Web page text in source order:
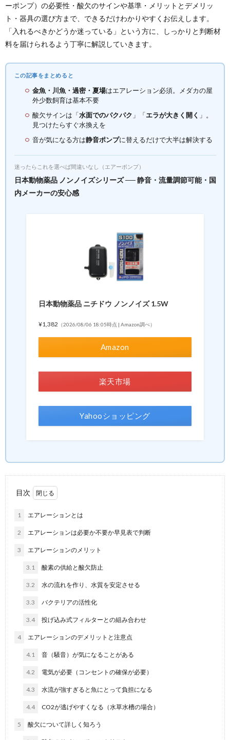
ーポンプ）の必要性・酸欠のサインや基準・メリットとデメリッ
ト・器具の選び方まで、できるだけわかりやすくお伝えします。
「入れるべきかどうか迷っている」という方に、しっかりと判断材
料を届けられるよう丁寧に解説していきます。
この記事をまとめると
金魚・川魚・過密・夏場はエアレーション必須。メダカの屋
外少数飼育は基本不要
酸欠サインは「水面でのパクパク 」「エラが大きく開く 」。
見つけたらすぐ水換えを
音が気になる方は静音ポンプに替えるだけで大半は解決する
迷ったらこれを選べば間違いなし（エアーポンプ）
日本動物薬品 ノンノイズシリーズ ── 静音・流量調節可能・国
内メーカーの安心感
日本動物薬品 ニチドウ ノンノイズ 1.5W
¥1,382 （2026/08/06 18:05時点 | Amazon調べ）
Amazon
楽天市場
Yahooショッピング
目次
1 エアレーションとは
2 エアレーションは必要か不要か早見表で判断
3 エアレーションのメリット
3.1 酸素の供給と酸欠防止
3.2 水の流れを作り、水質を安定させる
3.3 バクテリアの活性化
3.4 投げ込み式フィルターとの組み合わせ
4 エアレーションのデメリットと注意点
4.1 音（騒音）が気になることがある
4.2 電気が必要（コンセントの確保が必要）
4.3 水流が強すぎると魚にとって負担になる
4.4 CO2が逃げやすくなる（水草水槽の場合）
5 酸欠について詳しく知ろう